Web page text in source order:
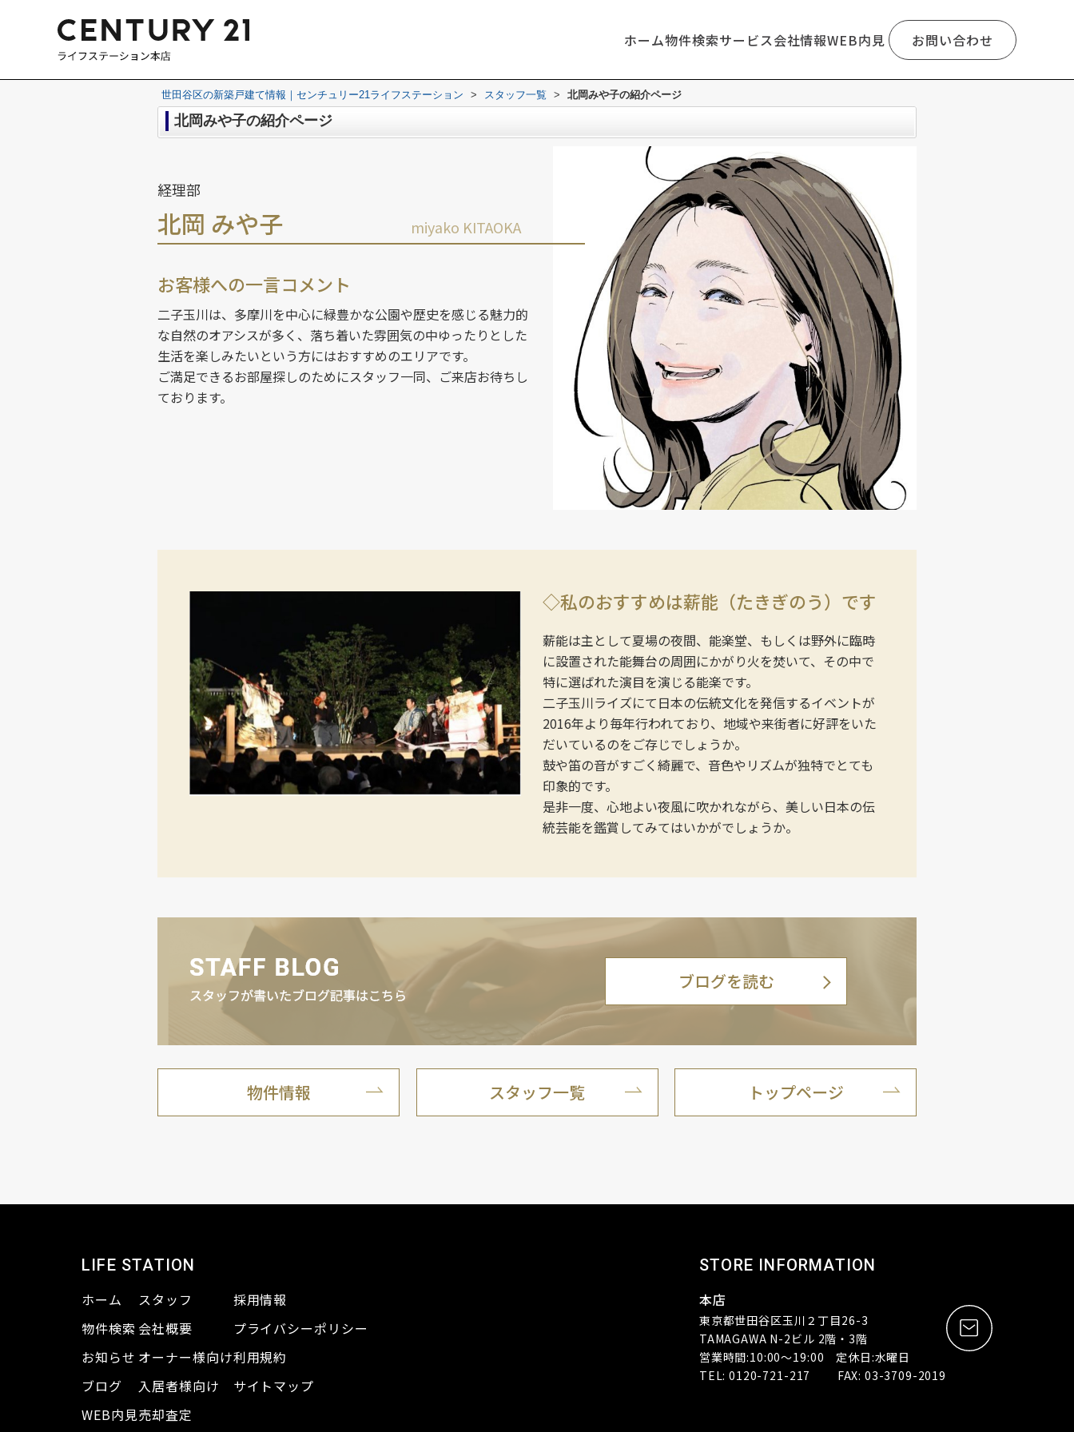
ホーム物件検索サービス会社情報WEB内見 お問い合わせ
世田谷区の新築戸建て情報｜センチュリー21ライフステーション > スタッフ一覧 > 北岡みや子の紹介ページ
北岡みや子の紹介ページ
経理部
北岡 みや子 miyako KITAOKA
お客様への一言コメント
二子玉川は、多摩川を中心に緑豊かな公園や歴史を感じる魅力的
な自然のオアシスが多く、落ち着いた雰囲気の中ゆったりとした
生活を楽しみたいという方にはおすすめのエリアです。
ご満足できるお部屋探しのためにスタッフ一同、ご来店お待ちし
ております。
◇私のおすすめは薪能（たきぎのう）です
薪能は主として夏場の夜間、能楽堂、もしくは野外に臨時
に設置された能舞台の周囲にかがり火を焚いて、その中で
特に選ばれた演目を演じる能楽です。
二子玉川ライズにて日本の伝統文化を発信するイベントが
2016年より毎年行われており、地域や来街者に好評をいた
だいているのをご存じでしょうか。
鼓や笛の音がすごく綺麗で、音色やリズムが独特でとても
印象的です。
是非一度、心地よい夜風に吹かれながら、美しい日本の伝
統芸能を鑑賞してみてはいかがでしょうか。
ブログを読む
物件情報 スタッフ一覧 トップページ
LIFE STATION
ホーム
物件検索
お知らせ
ブログ
WEB内見
スタッフ
会社概要
オーナー様向け
入居者様向け
売却査定
採用情報
プライバシーポリシー
利用規約
サイトマップ
STORE INFORMATION
本店
東京都世田谷区玉川２丁目26-3
TAMAGAWA N-2ビル 2階・3階
営業時間:10:00～19:00 定休日:水曜日
TEL: 0120-721-217 FAX: 03-3709-2019